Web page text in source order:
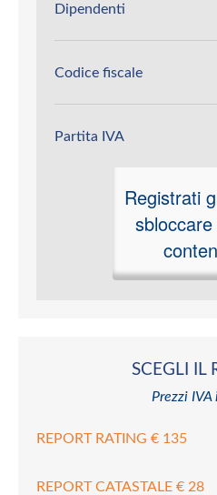
Dipendenti
Codice fiscale
Partita IVA
Registrati
SCEGLI IL
Prezzi IVA
REPORT RATING € 135
REPORT CATASTALE € 28